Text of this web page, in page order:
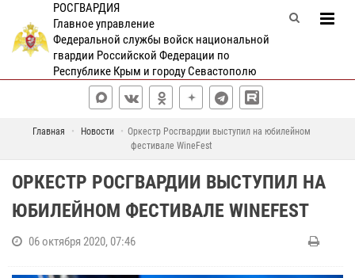
РОСГВАРДИЯ
Главное управление
Федеральной службы войск национальной
гвардии Российской Федерации по
Республике Крым и городу Севастополю
Главная Новости
Оркестр Росгвардии выступил на юбилейном
фестивале WineFest
ОРКЕСТР РОСГВАРДИИ ВЫСТУПИЛ НА
ЮБИЛЕЙНОМ ФЕСТИВАЛЕ WINEFEST
06 октября 2020, 07:46